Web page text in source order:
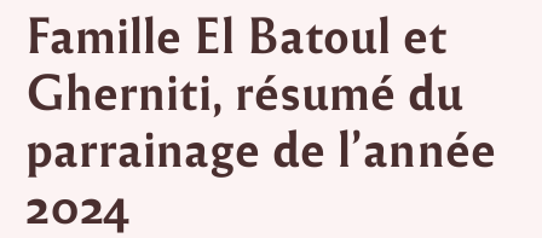
Famille El Batoul et
Gherniti, résumé du
parrainage de l’année
2024